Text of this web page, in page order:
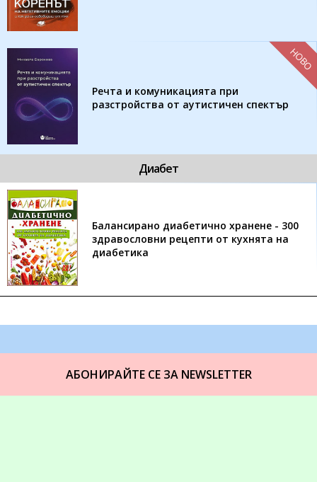
Речта и комуникацията при
разстройства от аутистичен спектър
НОВО
Диабет
Балансирано диабетично хранене - 300
здравословни рецепти от кухнята на
диабетика
АБОНИРАЙТЕ СЕ ЗА NEWSLETTER